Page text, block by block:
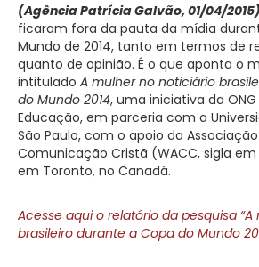
(Agência Patrícia Galvão, 01/04/2015)
ficaram fora da pauta da mídia
Mundo de 2014, tanto em termos de
quanto de opinião. É o que aponta o
intitulado A mulher no noticiário
do Mundo 2014, uma iniciativa da
Educação, em parceria com a
São Paulo, com o apoio da
Comunicação Cristã (WACC, sigla
em Toronto, no Canadá.
Acesse aqui o relatório da pesquisa
brasileiro durante a Copa do Mundo